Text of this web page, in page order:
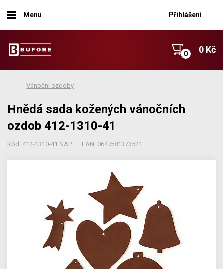
Menu Přihlášení
0 Kč
Vánoční ozdoby
Hnědá sada kožených vánočních
ozdob 412-1310-41
Kód: 412-1310-41 NAP EAN: 0647581373521